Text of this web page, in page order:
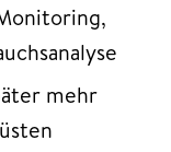
mehr